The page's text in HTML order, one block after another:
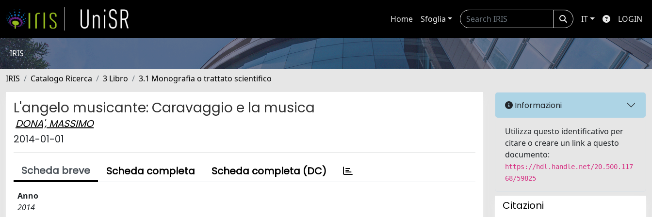
Home Sfoglia IT LOGIN
IRIS
IRIS Catalogo Ricerca 3 Libro 3.1 Monografia o trattato scientifico
L'angelo musicante: Caravaggio e la musica
DONA', MASSIMO
2014-01-01
Scheda breve Scheda completa Scheda completa (DC)
Anno
2014
Informazioni
Utilizza questo identificativo per
citare o creare un link a questo
documento:
https://hdl.handle.net/20.500.117
68/59825
Citazioni